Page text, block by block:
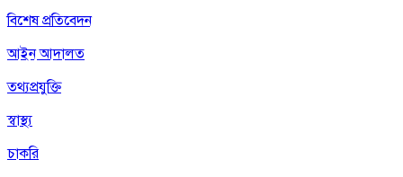
বিশেষ প্রতিবেদন
আইন আদালত
তথ্যপ্রযুক্তি
স্বাস্থ্য
চাকরি